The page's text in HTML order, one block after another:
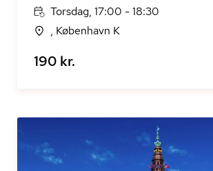
Torsdag, 17:00 - 18:30
, København K
190 kr.